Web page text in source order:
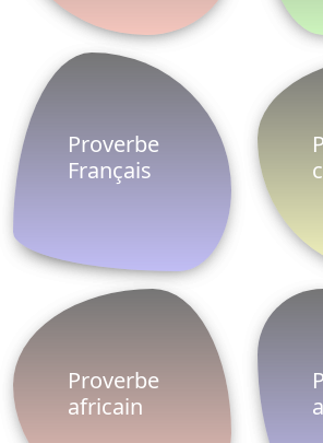
ete
Proverbe
espagnol
Proverbe
grec
Le ProverbesDictons est un site
aux utilisateurs de fournir sur les
proverbes, dictons et expressions
envoyées et partagées entre plus de
proverbes, nous avons de
Pour utiliser les proverbes, cliquez
Partager sur Facebook